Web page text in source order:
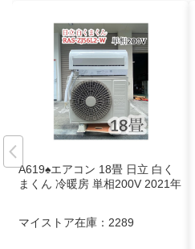
A619♠️エアコン 18畳 日立 白く
まくん 冷暖房 単相200V 2021年
マイストア在庫： 2289